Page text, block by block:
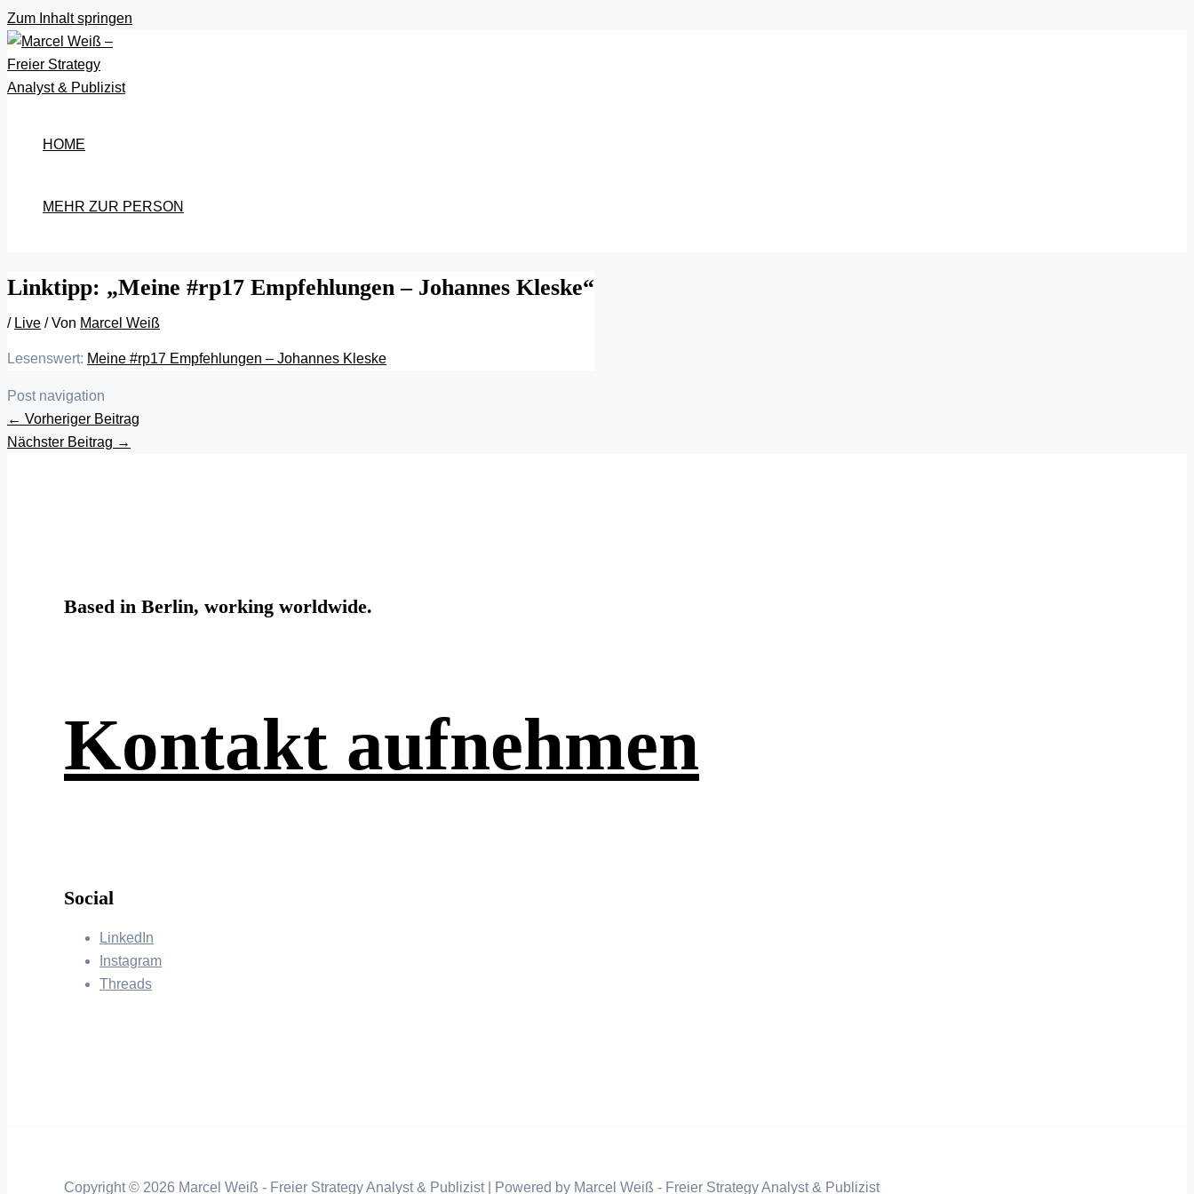
Zum Inhalt springen
HOME
MEHR ZUR PERSON
Linktipp: „Meine #rp17 Empfehlungen – Johannes Kleske“
/ Live / Von Marcel Weiß
Lesenswert: Meine #rp17 Empfehlungen – Johannes Kleske
Post navigation
← Vorheriger Beitrag
Nächster Beitrag →
Based in Berlin, working worldwide.
Kontakt aufnehmen
Social
LinkedIn
Instagram
Threads
Copyright © 2026 Marcel Weiß - Freier Strategy Analyst & Publizist | Powered by Marcel Weiß - Freier Strategy Analyst & Publizist